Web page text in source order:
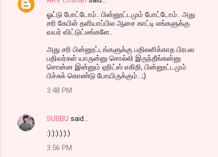
ஓட்டு போட்டோம்.. பின்னூட்டமும் போட்டோம்.. அது
சரி கேபிள் தளியாப்பில ஆசை காட்டி எங்களுக்கு
வயர் விட்டுட்டீங்களே..
அது சரி பின்னூட்டங்களுக்கு பதிலளிக்காத பிரபல
பதிவர்கள் யாருன்னு சொல்லி இருந்தீங்கன்னு
சொன்ன இன்னும் ஹிட்ஸ் எகிறி, பின்னூட்டமும்
பிச்சுக் கொண்டு போயிருக்கும்.. ;)
3:48 PM
SUBBU said…
:):):):):):)
3:56 PM